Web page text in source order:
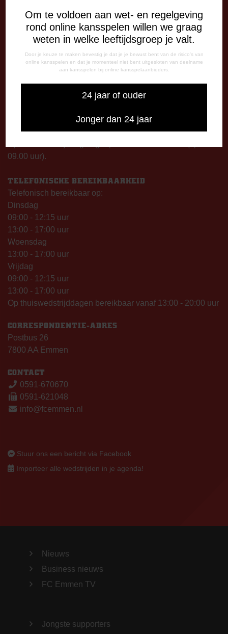
Om te voldoen aan wet- en regelgeving
rond online kansspelen willen we graag
weten in welke leeftijdsgroep je valt.
Door je keuze te maken bevestig je dat je je bewust bent van de risico's van
online kansspelen en dat je momenteel niet bent uitgesloten van deelname
aan kansspelen bij online kansspelaanbieders.
24 jaar of ouder
Jonger dan 24 jaar
DE OUDE MEERDIJK
Stadionplein 1
OPENINGSTIJDEN
De Oude Meerdijk
Maandag: 09.00 – 17.00 uur
13.00 – 17.00 uur
09.00 uur).
TELEFONISCHE BEREIKBAARHEID
Telefonisch bereikbaar op:
Dinsdag
09:00 - 12:15 uur
13:00 - 17:00 uur
Woensdag
13:00 - 17:00 uur
Vrijdag
09:00 - 12:15 uur
13:00 - 17:00 uur
Op thuiswedstrijddagen bereikbaar vanaf 13:00 - 20:00 uur
CORRESPONDENTIE-ADRES
Postbus 26
7800 AA Emmen
CONTACT
0591-670670
0591-621048
info@fcemmen.nl
Stuur ons een bericht via Facebook
Importeer alle wedstrijden in je agenda!
Nieuws
Business nieuws
FC Emmen TV
Jongste supporters